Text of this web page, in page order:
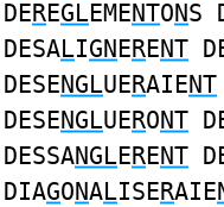
DEREGLEMENTONS
DESALIGNERENT
DESENGLUERAIENT
DESENGLUERONT
DESSANGLERENT
DIAGONALISERAIE